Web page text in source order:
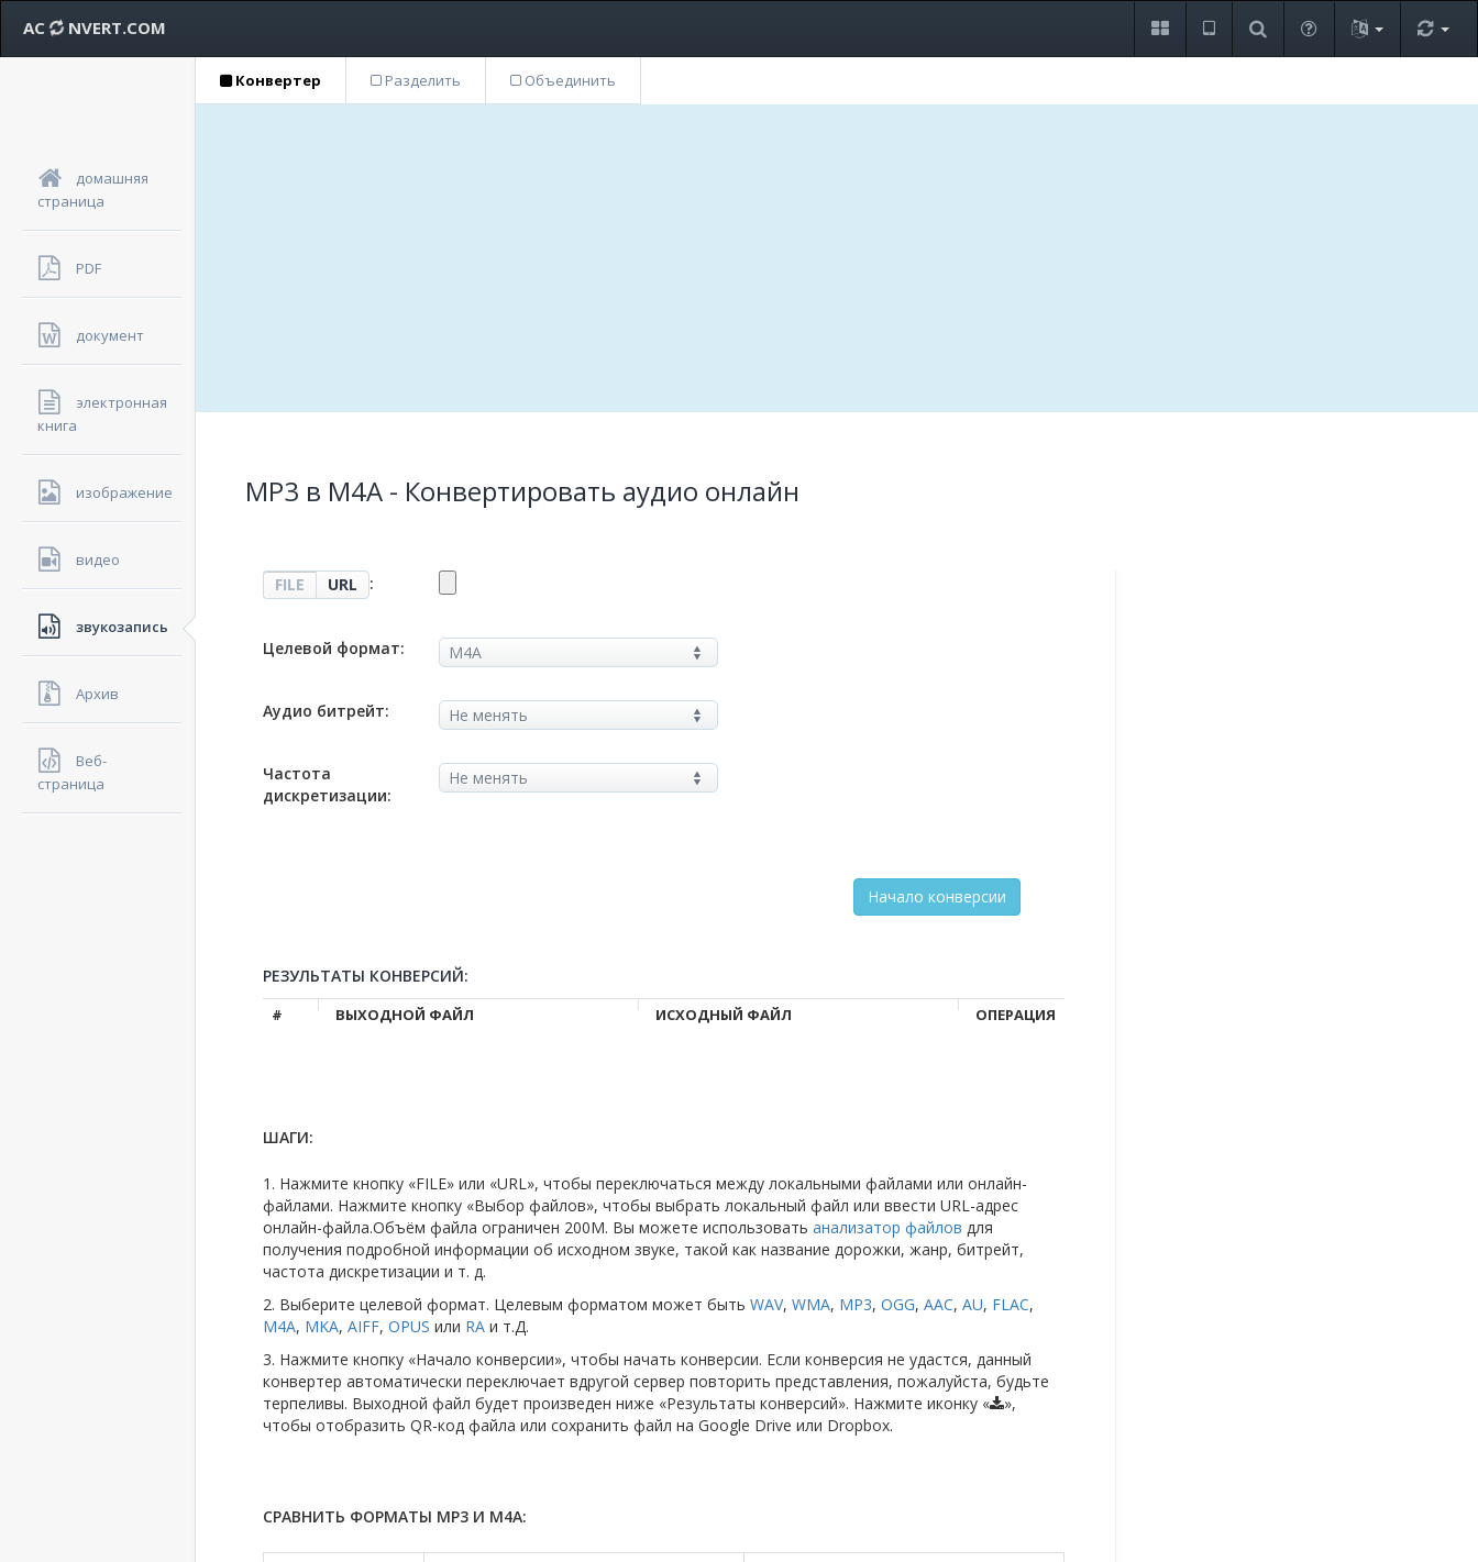
AC NVERT.COM
домашняя
страница
PDF
документ
электронная
книга
изображение
видео
звукозапись
Архив
Веб-
страница
Конвертер Разделить Объединить
MP3 в M4A - Конвертировать аудио онлайн
FILE URL :
Целевой формат:
Аудио битрейт:
Частота
дискретизации:
РЕЗУЛЬТАТЫ КОНВЕРСИЙ:
# ВЫХОДНОЙ ФАЙЛ ИСХОДНЫЙ ФАЙЛ ОПЕРАЦИЯ
ШАГИ:
1. Нажмите кнопку «FILE» или «URL», чтобы переключаться между локальными файлами или онлайн-
файлами. Нажмите кнопку «Выбор файлов», чтобы выбрать локальный файл или ввести URL-адрес
онлайн-файла.Объём файла ограничен 200M. Вы можете использовать анализатор файлов для
получения подробной информации об исходном звуке, такой как название дорожки, жанр, битрейт,
частота дискретизации и т. д.
2. Выберите целевой формат. Целевым форматом может быть WAV, WMA, MP3, OGG, AAC, AU, FLAC,
M4A, MKA, AIFF, OPUS или RAи т.Д.
3. Нажмите кнопку «Начало конверсии», чтобы начать конверсии. Если конверсия не удастся, данный
конвертер автоматически переключает вдругой сервер повторить представления, пожалуйста, будьте
терпеливы. Выходной файл будет произведен ниже «Результаты конверсий». Нажмите иконку «
»,
чтобы отобразить QR-код файла или сохранить файл на Google Drive или Dropbox.
СРАВНИТЬ ФОРМАТЫ MP3 И M4A: